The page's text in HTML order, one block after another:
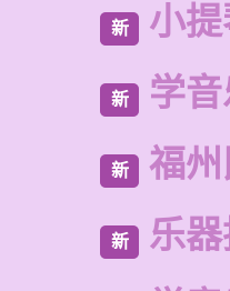
新 小
新 学
新 福
新 乐